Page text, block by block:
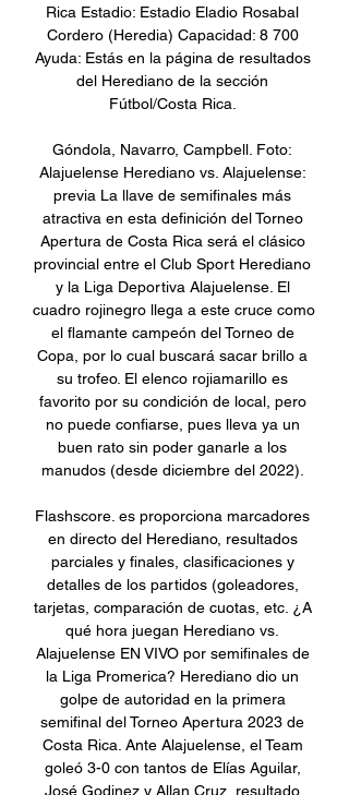
Rica Estadio: Estadio Eladio Rosabal
Cordero (Heredia) Capacidad: 8 700
Ayuda: Estás en la página de resultados
del Herediano de la sección
Fútbol/Costa Rica.
Góndola, Navarro, Campbell. Foto:
Alajuelense Herediano vs. Alajuelense:
previa La llave de semifinales más
atractiva en esta definición del Torneo
Apertura de Costa Rica será el clásico
provincial entre el Club Sport Herediano
y la Liga Deportiva Alajuelense. El
cuadro rojinegro llega a este cruce como
el flamante campeón del Torneo de
Copa, por lo cual buscará sacar brillo a
su trofeo. El elenco rojiamarillo es
favorito por su condición de local, pero
no puede confiarse, pues lleva ya un
buen rato sin poder ganarle a los
manudos (desde diciembre del 2022).
Flashscore. es proporciona marcadores
en directo del Herediano, resultados
parciales y finales, clasificaciones y
detalles de los partidos (goleadores,
tarjetas, comparación de cuotas, etc. ¿A
qué hora juegan Herediano vs.
Alajuelense EN VIVO por semifinales de
la Liga Promerica? Herediano dio un
golpe de autoridad en la primera
semifinal del Torneo Apertura 2023 de
Costa Rica. Ante Alajuelense, el Team
goleó 3-0 con tantos de Elías Aguilar,
José Godinez y Allan Cruz, resultado